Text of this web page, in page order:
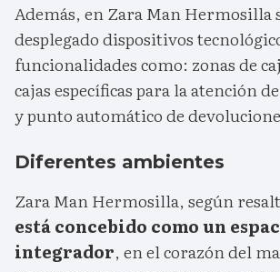
Además, en Zara Man Hermosilla
desplegado dispositivos
funcionalidades como: zonas de
cajas específicas para la atención
y punto automático de
Diferentes ambientes
Zara Man Hermosilla, según
está concebido como un
integrador, en el corazón del